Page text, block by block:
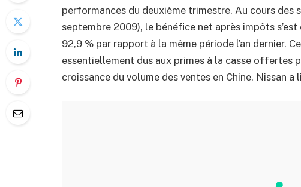
performances du deuxième trimestre. Au cours des
septembre 2009), le bénéfice net après impôts
92,9 % par rapport à la même période l’an dernier.
essentiellement dus aux primes à la casse offertes
croissance du volume des ventes en Chine. Nissan a